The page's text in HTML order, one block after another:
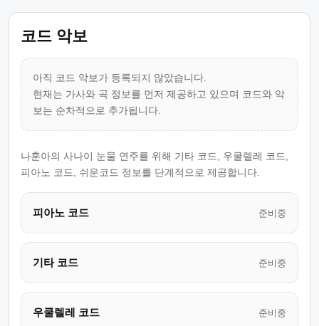
코드 악보
아직 코드 악보가 등록되지 않았습니다.
현재는 가사와 곡 정보를 먼저 제공하고 있으며 코드와 악
보는 순차적으로 추가됩니다.
나훈아의 사나이 눈물 연주를 위해 기타 코드, 우쿨렐레 코드,
피아노 코드, 쉬운코드 정보를 단계적으로 제공합니다.
피아노 코드 준비중
기타 코드 준비중
우쿨렐레 코드 준비중